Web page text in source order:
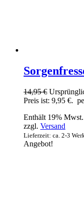
14,95€
Preis ist: 9,95 €.
Enthält 19% Mwst.
zzgl. Versand
Lieferzeit: ca. 2-3
Angebot!